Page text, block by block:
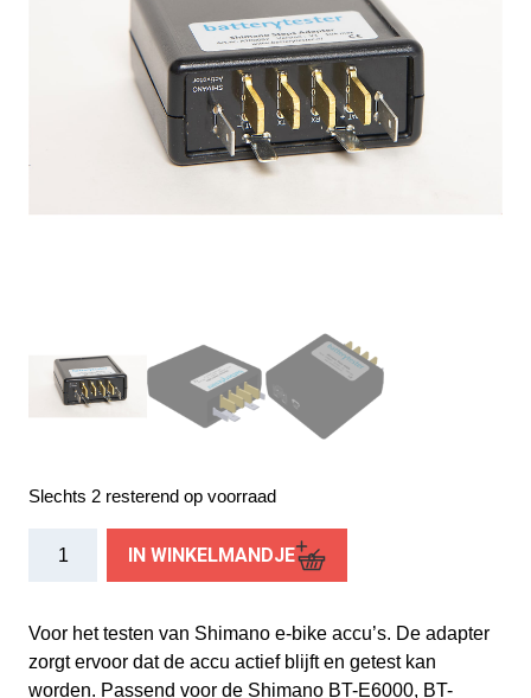
Slechts 2 resterend op voorraad
aantal
IN WINKELMANDJE
Voor het testen van Shimano e-bike accu’s. De adapter
zorgt ervoor dat de accu actief blijft en getest kan
worden. Passend voor de Shimano BT-E6000, BT-